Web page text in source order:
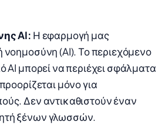
AI: Η εφαρμογή μας
νοημοσύνη (AI). Το περιεχόμενο
AI μπορεί να περιέχει σφάλματα
μόνο για
Δεν αντικαθιστούν έναν
ξένων γλωσσών.